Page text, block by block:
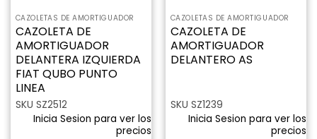
CAZOLETAS DE AMORTIGUADOR
CAZOLETA DE
AMORTIGUADOR
DELANTERA IZQUIERDA
FIAT QUBO PUNTO
LINEA
SKU SZ2512
Inicia Sesion para ver los
precios
CAZOLETAS DE AMORTIGUADOR
CAZOLETA DE
AMORTIGUADOR
DELANTERO AS
SKU SZ1239
Inicia Sesion para ver los
precios